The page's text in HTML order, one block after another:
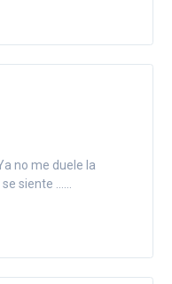
no me duele la
siente ......